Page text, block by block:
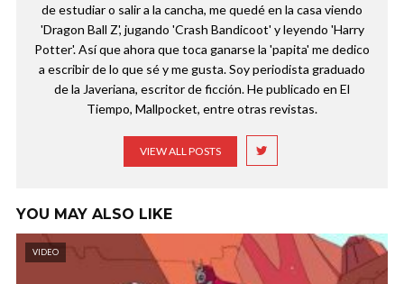
de estudiar o salir a la cancha, me quedé en la casa viendo
'Dragon Ball Z', jugando 'Crash Bandicoot' y leyendo 'Harry
Potter'. Así que ahora que toca ganarse la 'papita' me dedico
a escribir de lo que sé y me gusta. Soy periodista graduado
de la Javeriana, escritor de ficción. He publicado en El
Tiempo, Mallpocket, entre otras revistas.
VIEW ALL POSTS
YOU MAY ALSO LIKE
VIDEO